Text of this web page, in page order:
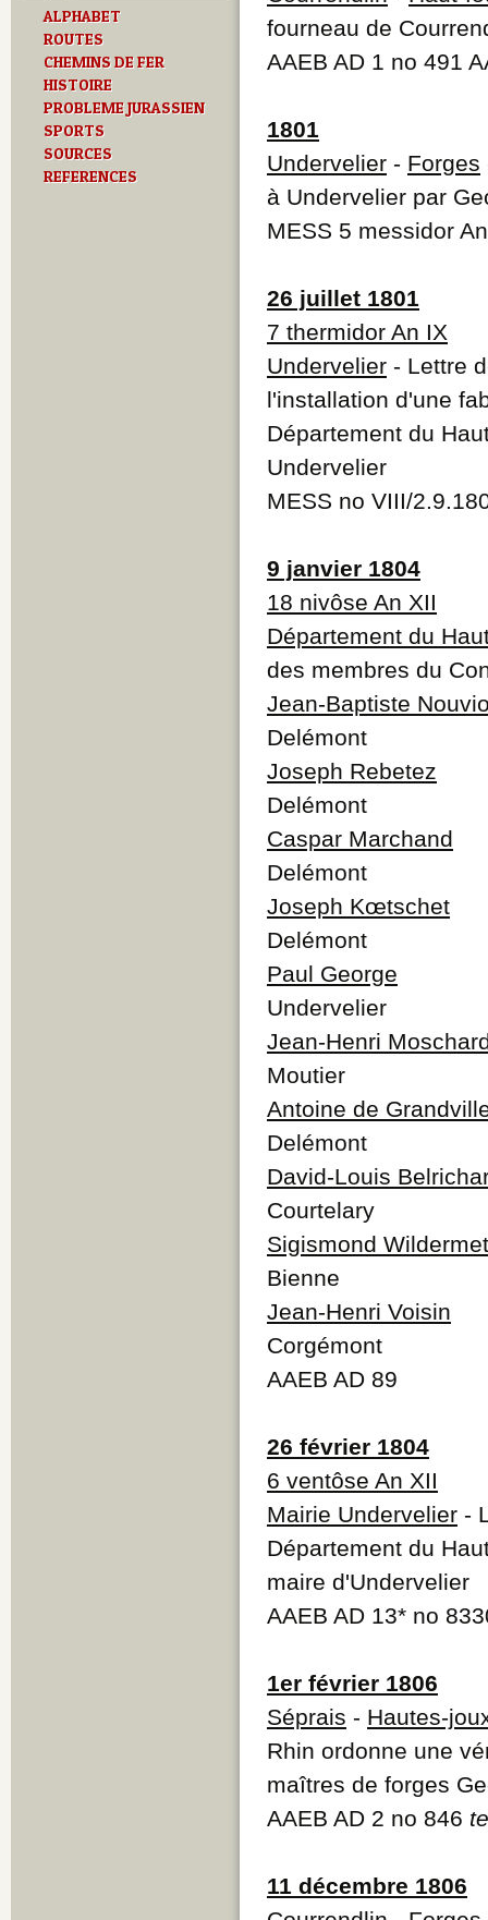
ALPHABET
ROUTES
CHEMINS DE FER
HISTOIRE
PROBLEME JURASSIEN
SPORTS
SOURCES
REFERENCES
fourneau de
AAEB AD 1 no 491
1801
Undervelier - Forges
à Undervelier par
MESS 5 messidor
26 juillet 1801
7 thermidor An IX
Undervelier - Lettre
l'installation d'une
Département du
Undervelier
MESS no VIII/
9 janvier 1804
18 nivôse An XII
Département du
des membres du
Jean-Baptiste
Delémont
Joseph Rebetez
Delémont
Caspar Marchand
Delémont
Joseph Kœtschet
Delémont
Paul George
Undervelier
Jean-Henri
Moutier
Antoine de
Delémont
David-Louis
Courtelary
Sigismond
Bienne
Jean-Henri Voisin
Corgémont
AAEB AD 89
26 février 1804
6 ventôse An XII
Mairie Undervelier -
Département du
maire d'Undervelier
AAEB AD 13* no
1er février 1806
Séprais - Hautes-
Rhin ordonne une
maîtres de forges
AAEB AD 2 no 846
11 décembre 1806